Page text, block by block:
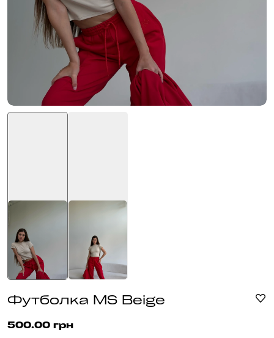
Футболка MS Beige
500.00 грн